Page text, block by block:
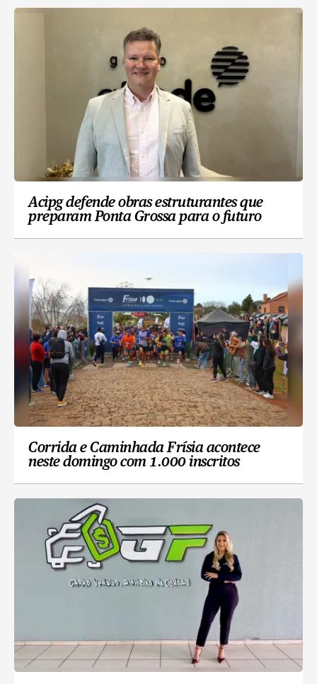
Acipg defende obras estruturantes que
preparam Ponta Grossa para o futuro
Corrida e Caminhada Frísia acontece
neste domingo com 1.000 inscritos